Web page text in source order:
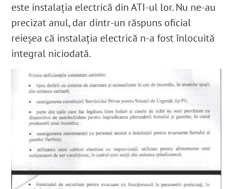
este instalația electrică din ATI-ul lor. Nu ne-au
precizat anul, dar dintr-un răspuns oficial
reieșea că instalația electrică n-a fost înlocuită
integral niciodată.